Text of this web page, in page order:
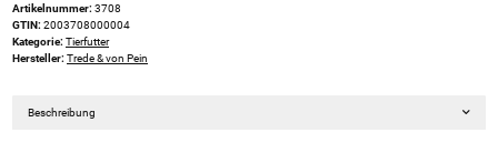
Artikelnummer: 3708
GTIN: 2003708000004
Kategorie: Tierfutter
Hersteller: Trede & von Pein
Beschreibung